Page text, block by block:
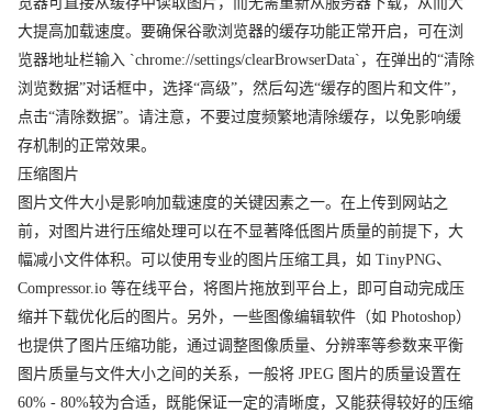
大提高加载速度。要确保谷歌浏览器的缓存功能正常开启，可在浏
览器地址栏输入 `chrome://settings/clearBrowserData`，在弹出的“清除
浏览数据”对话框中，选择“高级”，然后勾选“缓存的图片和文件”，
点击“清除数据”。请注意，不要过度频繁地清除缓存，以免影响缓
存机制的正常效果。
压缩图片
图片文件大小是影响加载速度的关键因素之一。在上传到网站之
前，对图片进行压缩处理可以在不显著降低图片质量的前提下，大
幅减小文件体积。可以使用专业的图片压缩工具，如 TinyPNG、
Compressor.io 等在线平台，将图片拖放到平台上，即可自动完成压
缩并下载优化后的图片。另外，一些图像编辑软件（如 Photoshop）
也提供了图片压缩功能，通过调整图像质量、分辨率等参数来平衡
图片质量与文件大小之间的关系，一般将 JPEG 图片的质量设置在
60% - 80%较为合适，既能保证一定的清晰度，又能获得较好的压缩